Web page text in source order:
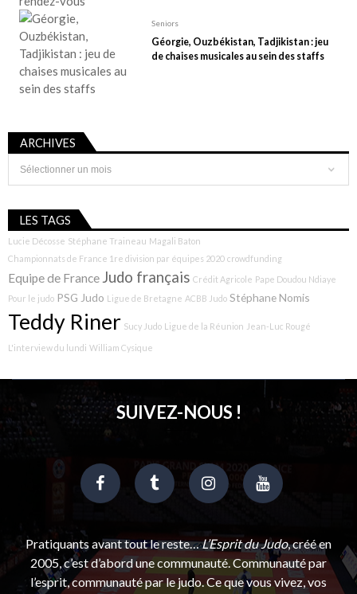
Seniors
Géorgie, Ouzbékistan, Tadjikistan : jeu
de chaises musicales au sein des staffs
ARCHIVES
Archives
LES TAGS
Lucie Décosse Stéphane Traineau Magali Baton
Championnats de France 1re division par équipes 2020 crowdfunding
Equipe de France Judo français Crédit Agricole Pape Doudou Ndiaye
Pour le judo PSG Judo Ligue de Bretagne ACBB Judo Stéphane Nomis
Teddy Riner Sucy Judo Ligue de la Réunion Jean-Luc Rougé
L'interview du lundi William Cysique
SUIVEZ-NOUS !
Pratiquants avant tout le reste…L’Esprit du Judo, créé en
2005, c’est d’abord une communauté. Communauté par
l’esprit, communauté par le judo. Ce que vous vivez, vos